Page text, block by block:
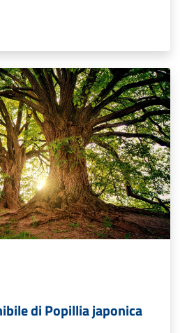
di Popillia japonica